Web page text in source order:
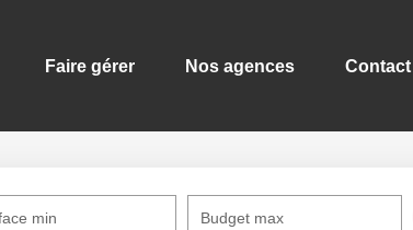
Faire gérer Nos agences Contact
min Budget max